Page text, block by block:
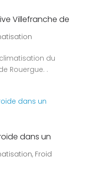
Villefranche de
du
Rouergue. .
dans un
, Froid